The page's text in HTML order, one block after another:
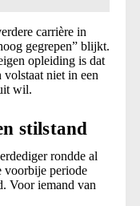
carrière in
gegrepen” blijkt.
opleiding is dat
volstaat niet in een
wil.
stilstand
rondde al
voorbije periode
Voor iemand van